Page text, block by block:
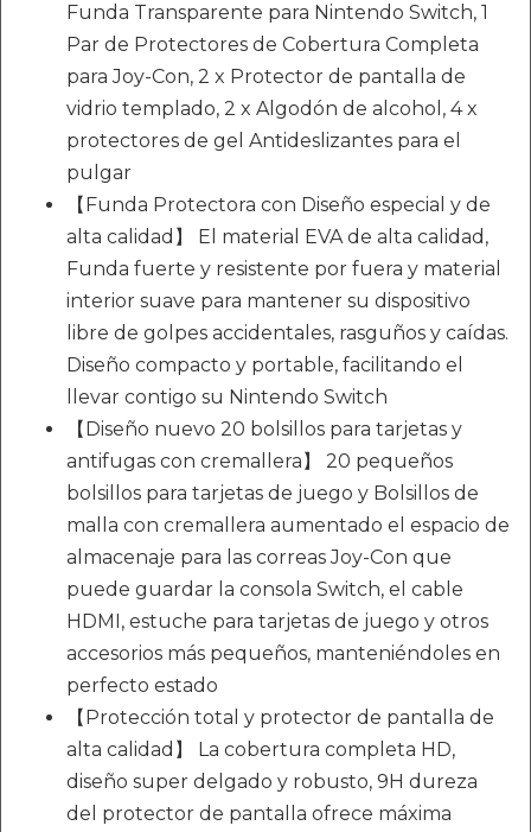
Funda Transparente para Nintendo Switch, 1
Par de Protectores de Cobertura Completa
para Joy-Con, 2 x Protector de pantalla de
vidrio templado, 2 x Algodón de alcohol, 4 x
protectores de gel Antideslizantes para el
pulgar
【Funda Protectora con Diseño especial y de
alta calidad】 El material EVA de alta calidad,
Funda fuerte y resistente por fuera y material
interior suave para mantener su dispositivo
libre de golpes accidentales, rasguños y caídas.
Diseño compacto y portable, facilitando el
llevar contigo su Nintendo Switch
【Diseño nuevo 20 bolsillos para tarjetas y
antifugas con cremallera】 20 pequeños
bolsillos para tarjetas de juego y Bolsillos de
malla con cremallera aumentado el espacio de
almacenaje para las correas Joy-Con que
puede guardar la consola Switch, el cable
HDMI, estuche para tarjetas de juego y otros
accesorios más pequeños, manteniéndoles en
perfecto estado
【Protección total y protector de pantalla de
alta calidad】 La cobertura completa HD,
diseño super delgado y robusto, 9H dureza
del protector de pantalla ofrece máxima